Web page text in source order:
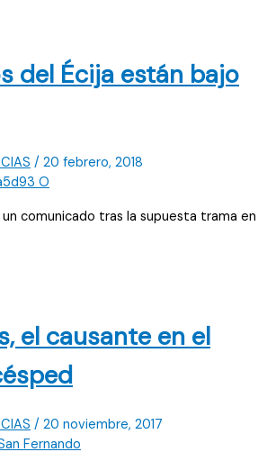
del Écija están bajo
/ 20 febrero, 2018
un comunicado tras la supuesta trama en
el causante en el
/ 20 noviembre, 2017